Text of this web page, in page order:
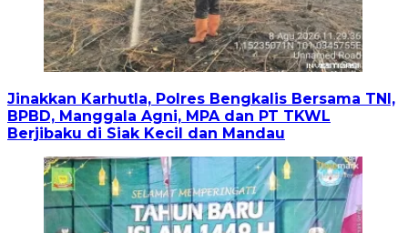
Jinakkan Karhutla, Polres Bengkalis Bersama TNI,
BPBD, Manggala Agni, MPA dan PT TKWL
Berjibaku di Siak Kecil dan Mandau